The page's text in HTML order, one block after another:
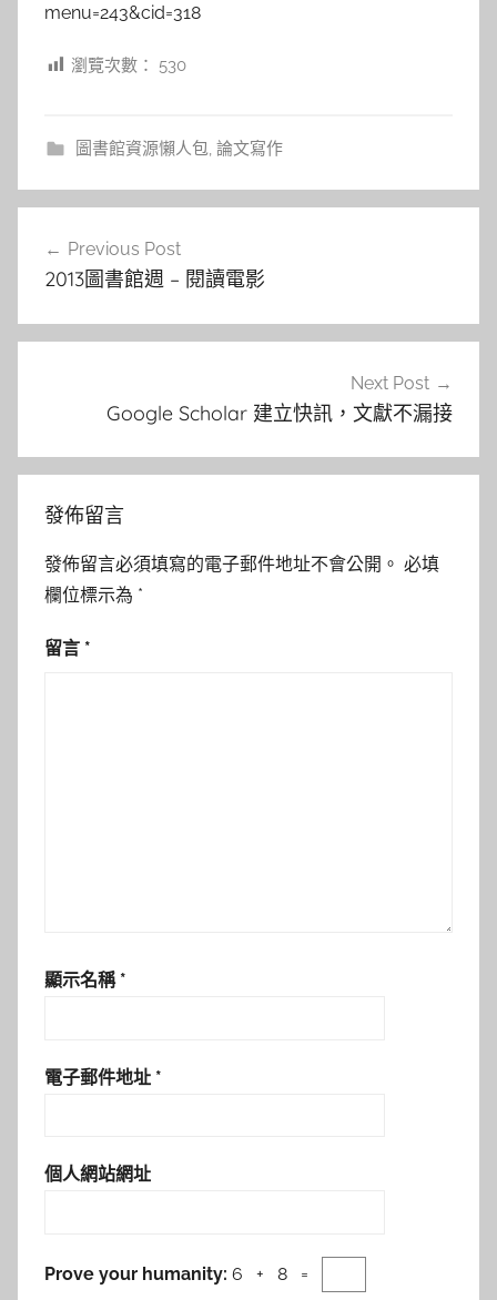
menu=243&cid=318
瀏覽次數： 530
圖書館資源懶人包, 論文寫作
覽
Previous Post
2013圖書館週 – 閱讀電影
Next Post
Google Scholar 建立快訊，文獻不漏接
發佈留言
發佈留言必須填寫的電子郵件地址不會公開。 必填
欄位標示為 *
留言 *
顯示名稱 *
電子郵件地址 *
個人網站網址
Prove your humanity: 6 + 8 =